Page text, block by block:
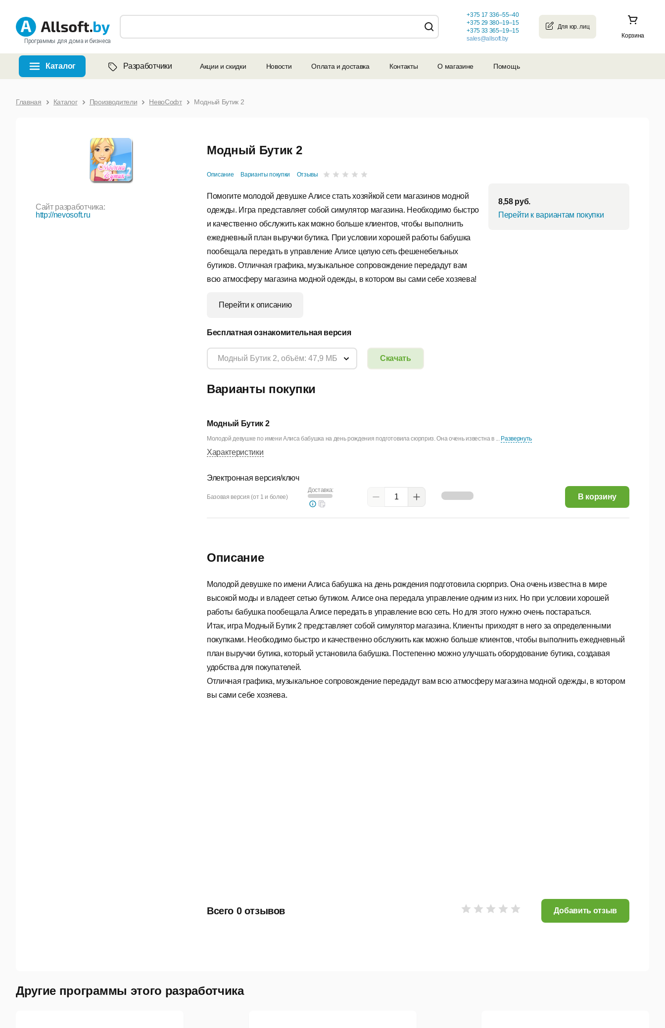
Программы для дома и бизнеса
Корзина
+375 17 336–55–40
+375 29 380–19–15
+375 33 365–19–15
sales@allsoft.by
Каталог Разработчики Акции и скидки Новости Оплата и доставка Контакты О магазине Помощь
Главная Каталог Производители НевоСофт Модный Бутик 2
Модный Бутик 2
Описание Варианты покупки Отзывы
Сайт разработчика:
http://nevosoft.ru
Помогите молодой девушке Алисе стать хозяйкой сети магазинов модной
одежды. Игра представляет собой симулятор магазина. Необходимо быстро
и качественно обслужить как можно больше клиентов, чтобы выполнить
ежедневный план выручки бутика. При условии хорошей работы бабушка
пообещала передать в управление Алисе целую сеть фешенебельных
бутиков. Отличная графика, музыкальное сопровождение передадут вам
всю атмосферу магазина модной одежды, в котором вы сами себе хозяева!
Перейти к описанию
8,58руб.
Перейти к вариантам покупки
Бесплатная ознакомительная версия
Скачать
Модный Бутик 2, объём: 47,9 МБ
Описание
Молодой девушке по имени Алиса бабушка на день рождения подготовила сюрприз. Она очень известна в мире
высокой моды и владеет сетью бутиком. Алисе она передала управление одним из них. Но при условии хорошей
работы бабушка пообещала Алисе передать в управление всю сеть. Но для этого нужно очень постараться.
Итак, игра Модный Бутик 2 представляет собой симулятор магазина. Клиенты приходят в него за определенными
покупками. Необходимо быстро и качественно обслужить как можно больше клиентов, чтобы выполнить ежедневный
план выручки бутика, который установила бабушка. Постепенно можно улучшать оборудование бутика, создавая
удобства для покупателей.
Отличная графика, музыкальное сопровождение передадут вам всю атмосферу магазина модной одежды, в котором
вы сами себе хозяева.
Варианты покупки
Модный Бутик 2
Молодой девушке по имени Алиса бабушка на день рождения подготовила сюрприз. Она очень известна в ... Развернуть
Характеристики
Электронная версия/ключ
Базовая версия (от 1 и более)
Доставка:
8,58 руб. В корзину
Всего 0 отзывов Добавить отзыв
Другие программы этого разработчика